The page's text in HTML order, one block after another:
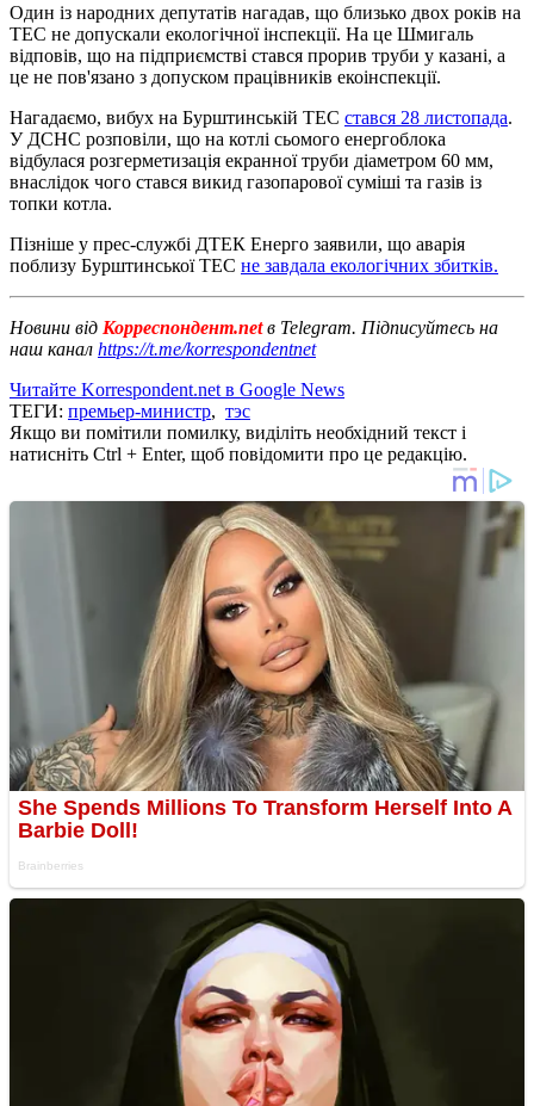
Один із народних депутатів нагадав, що близько двох років на
ТЕС не допускали екологічної інспекції. На це Шмигаль
відповів, що на підприємстві стався прорив труби у казані, а
це не пов'язано з допуском працівників екоінспекції.
Нагадаємо, вибух на Бурштинській ТЕС стався 28 листопада.
У ДСНС розповіли, що на котлі сьомого енергоблока
відбулася розгерметизація екранної труби діаметром 60 мм,
внаслідок чого стався викид газопарової суміші та газів із
топки котла.
Пізніше у прес-службі ДТЕК Енерго заявили, що аварія
поблизу Бурштинської ТЕС не завдала екологічних збитків.
Новини від Корреспондент.netв Telegram. Підписуйтесь на
наш канал https://t.me/korrespondentnet
Читайте Korrespondent.net в Google News
ТЕГИ: премьер-министр, тэс
Якщо ви помітили помилку, виділіть необхідний текст і
натисніть Ctrl + Enter, щоб повідомити про це редакцію.